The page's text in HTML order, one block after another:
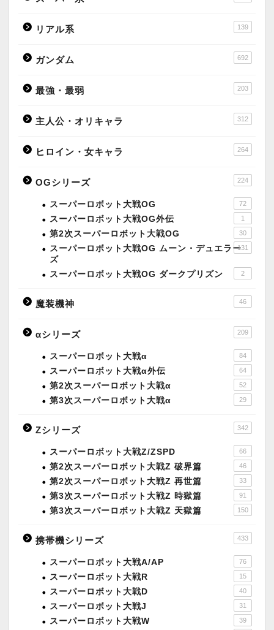
リアル系 139
ガンダム 692
最強・最弱 203
主人公・オリキャラ 312
ヒロイン・女キャラ 264
OGシリーズ 224
スーパーロボット大戦OG 72
スーパーロボット大戦OG外伝 1
第2次スーパーロボット大戦OG 30
スーパーロボット大戦OG ムーン・デュエラー
ズ
131
スーパーロボット大戦OG ダークプリズン 2
魔装機神 46
αシリーズ 209
スーパーロボット大戦α 84
スーパーロボット大戦α外伝 64
第2次スーパーロボット大戦α 52
第3次スーパーロボット大戦α 29
Zシリーズ 342
スーパーロボット大戦Z/ZSPD 66
第2次スーパーロボット大戦Z 破界篇 46
第2次スーパーロボット大戦Z 再世篇 33
第3次スーパーロボット大戦Z 時獄篇 91
第3次スーパーロボット大戦Z 天獄篇 150
携帯機シリーズ 433
スーパーロボット大戦A/AP 76
スーパーロボット大戦R 15
スーパーロボット大戦D 40
スーパーロボット大戦J 31
スーパーロボット大戦W 39